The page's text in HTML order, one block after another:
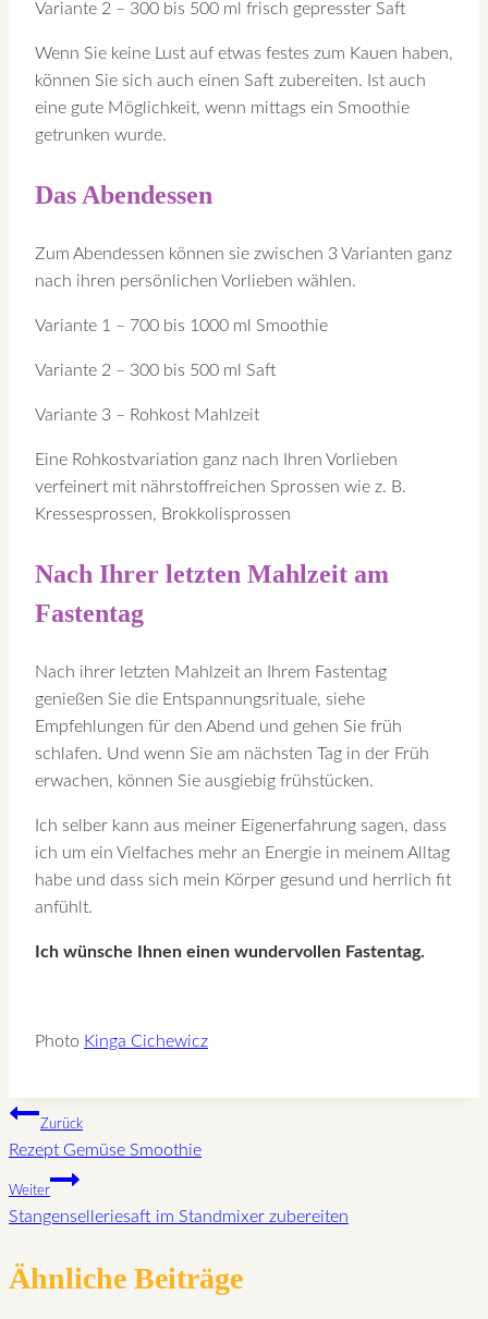
Variante 2 – 300 bis 500 ml frisch gepresster Saft
Wenn Sie keine Lust auf etwas festes zum Kauen haben,
können Sie sich auch einen Saft zubereiten. Ist auch
eine gute Möglichkeit, wenn mittags ein Smoothie
getrunken wurde.
Das Abendessen
Zum Abendessen können sie zwischen 3 Varianten ganz
nach ihren persönlichen Vorlieben wählen.
Variante 1 – 700 bis 1000 ml Smoothie
Variante 2 – 300 bis 500 ml Saft
Variante 3 – Rohkost Mahlzeit
Eine Rohkostvariation ganz nach Ihren Vorlieben
verfeinert mit nährstoffreichen Sprossen wie z. B.
Kressesprossen, Brokkolisprossen
Nach Ihrer letzten Mahlzeit am
Fastentag
Nach ihrer letzten Mahlzeit an Ihrem Fastentag
genießen Sie die Entspannungsrituale, siehe
Empfehlungen für den Abend und gehen Sie früh
schlafen. Und wenn Sie am nächsten Tag in der Früh
erwachen, können Sie ausgiebig frühstücken.
Ich selber kann aus meiner Eigenerfahrung sagen, dass
ich um ein Vielfaches mehr an Energie in meinem Alltag
habe und dass sich mein Körper gesund und herrlich fit
anfühlt.
Ich wünsche Ihnen einen wundervollen Fastentag.
Photo Kinga Cichewicz
Beitragsnavigation
Zurück
Rezept Gemüse Smoothie
Weiter
Stangenselleriesaft im Standmixer zubereiten
Ähnliche Beiträge